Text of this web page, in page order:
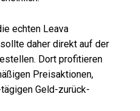
echten Leava
daher direkt auf der
Dort profitieren
Preisaktionen,
Geld-zurück-